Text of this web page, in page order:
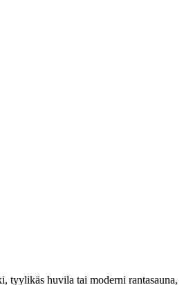
tyylikäs huvila tai moderni rantasauna,